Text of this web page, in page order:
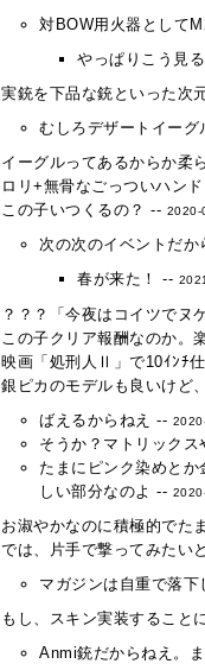
対BOW用火器として
やっぱりこう見
実銃を下品な銃といった
むしろデザートイー
イーグルってあるからか柔
ロリ+無骨なごっついハン
この子いつくるの？ -- 2020-
次の次のイベントだ
春が来た！ --
？？？「今夜はコイツでヌ
この子クリア報酬なのか。
映画「処刑人Ⅱ」で10ｲﾝﾁ
銀ピカのモデルも良いけど
ばえるからねえ --
そうか？マトリック
たまにピンク染めと
しい部分なのよ --
お淑やかなのに積極的で
では、片手で撃ってみたい
マガジンは自重で落下
もし、スキン実装すること
Anmi銃だからねえ。